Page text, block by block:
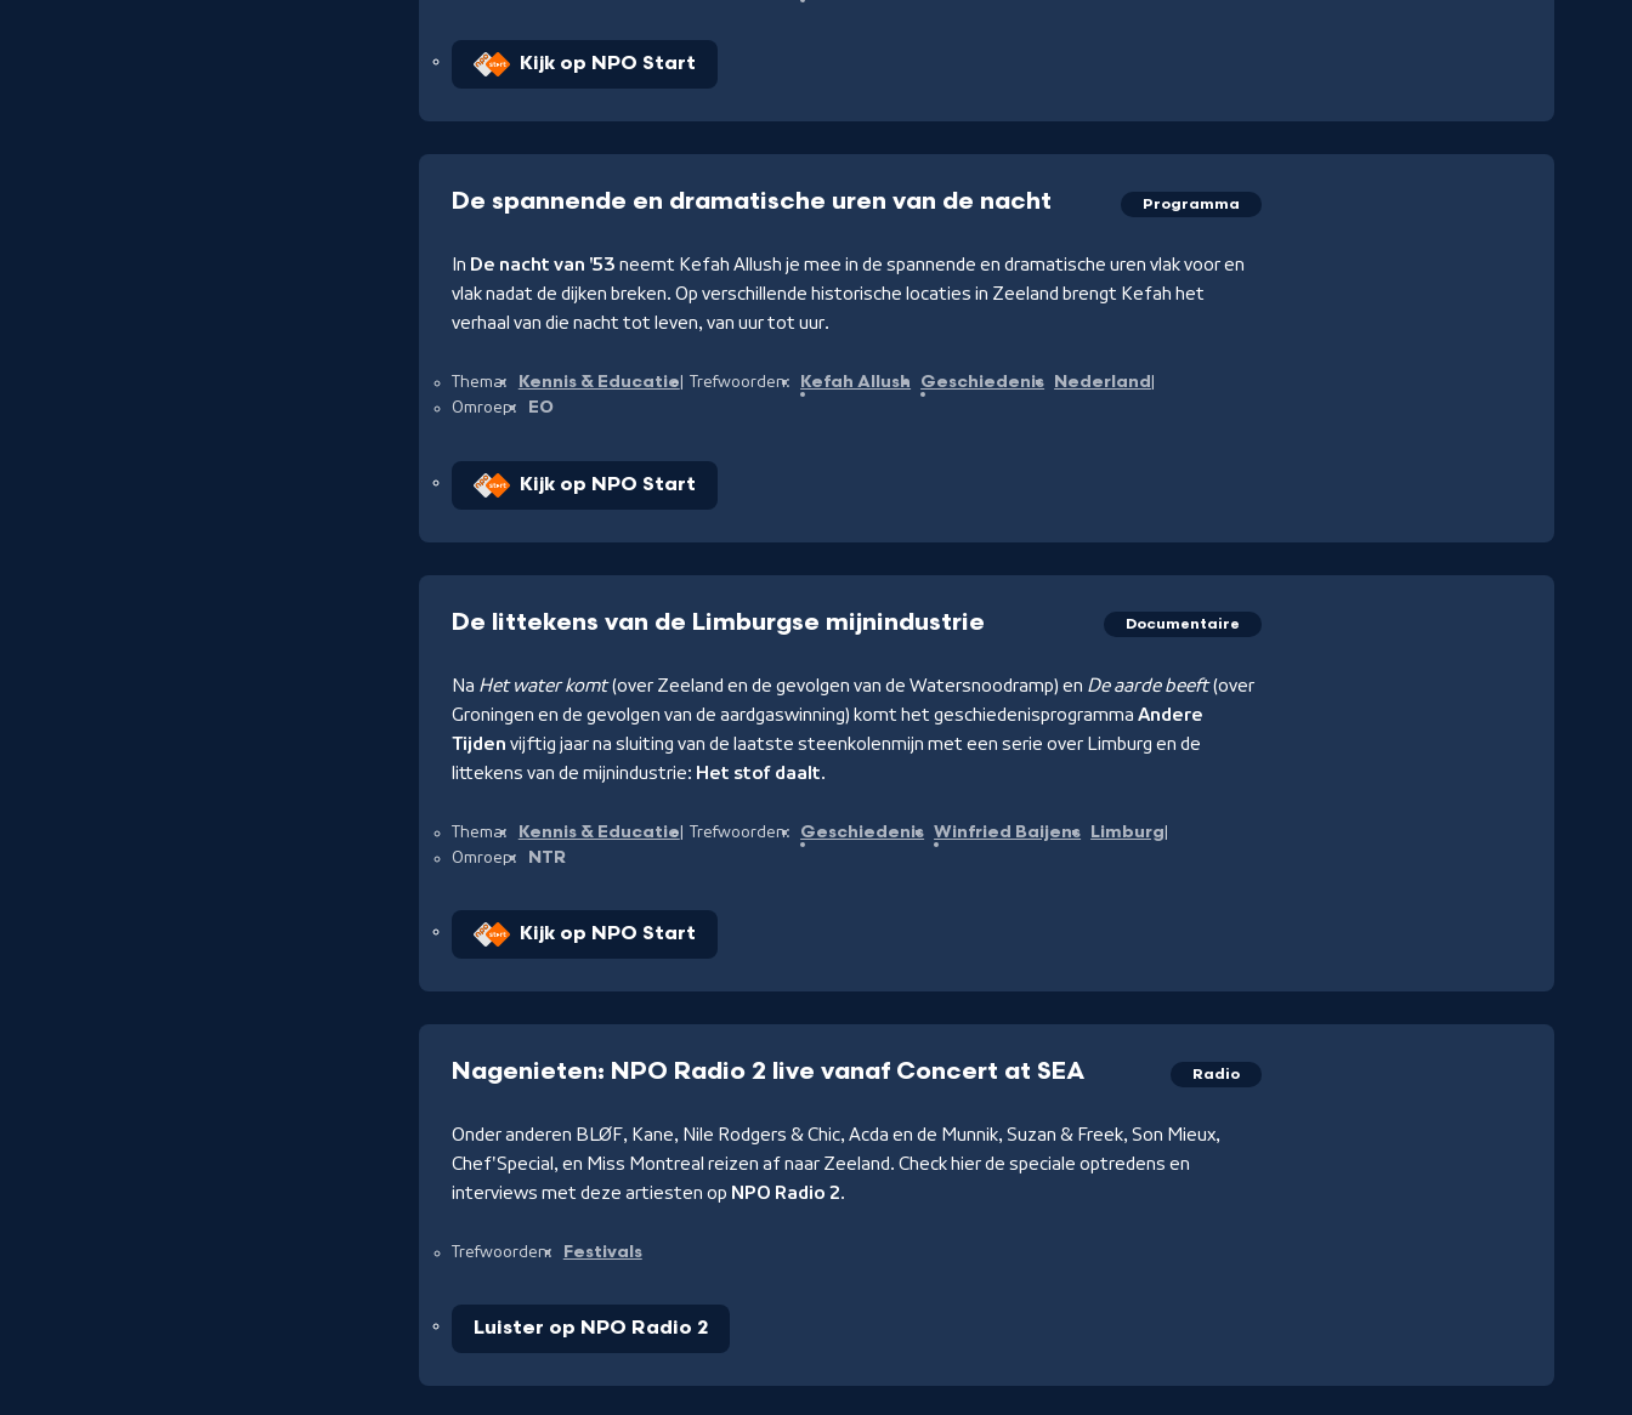
Kijk op NPO Start
De spannende en dramatische uren van de nacht Programma
In De nacht van '53neemt Kefah Allush je mee in de spannende en dramatische uren vlak voor en
vlak nadat de dijken breken. Op verschillende historische locaties in Zeeland brengt Kefah het
verhaal van die nacht tot leven, van uur tot uur.
Thema: Kennis & Educatie Trefwoorden: Kefah Allush Geschiedenis Nederland
Omroep: EO
Kijk op NPO Start
De littekens van de Limburgse mijnindustrie Documentaire
Na Het water komt(over Zeeland en de gevolgen van de Watersnoodramp) en De aarde beeft(over
Groningen en de gevolgen van de aardgaswinning) komt het geschiedenisprogramma Andere
Tijden vijftig jaar na sluiting van de laatste steenkolenmijn met een serie over Limburg en de
littekens van de mijnindustrie: Het stof daalt.
Thema: Kennis & Educatie Trefwoorden: Geschiedenis Winfried Baijens Limburg
Omroep: NTR
Kijk op NPO Start
Nagenieten: NPO Radio 2 live vanaf Concert at SEA Radio
Onder anderen BLØF, Kane, Nile Rodgers & Chic, Acda en de Munnik, Suzan & Freek, Son Mieux,
Chef'Special, en Miss Montreal reizen af naar Zeeland. Check hier de speciale optredens en
interviews met deze artiesten op NPO Radio 2.
Trefwoorden: Festivals
Luister op NPO Radio 2